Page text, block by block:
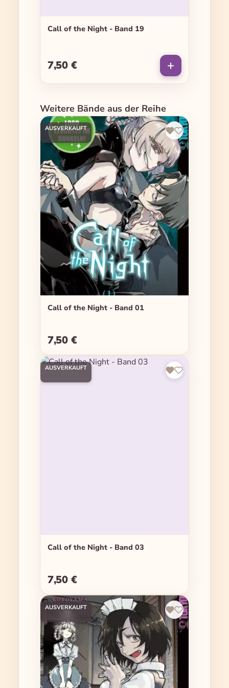
Call of the Night - Band 19
Regulärer Preis:
7,50 €
Produktgalerie überspringen
Weitere Bände aus der Reihe
AUSVERKAUFT
Call of the Night - Band 01
Regulärer Preis:
7,50 €
AUSVERKAUFT
Call of the Night - Band 03
Regulärer Preis:
7,50 €
AUSVERKAUFT